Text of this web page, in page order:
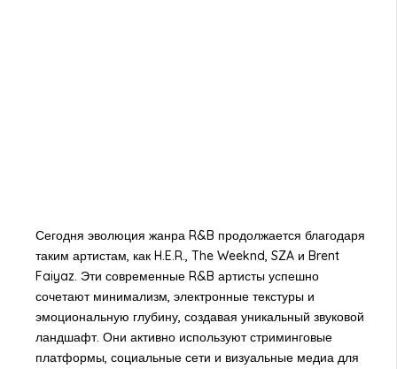
Сегодня эволюция жанра R&B продолжается благодаря
таким артистам, как H.E.R., The Weeknd, SZA и Brent
Faiyaz. Эти современные R&B артисты успешно
сочетают минимализм, электронные текстуры и
эмоциональную глубину, создавая уникальный звуковой
ландшафт. Они активно используют стриминговые
платформы, социальные сети и визуальные медиа для